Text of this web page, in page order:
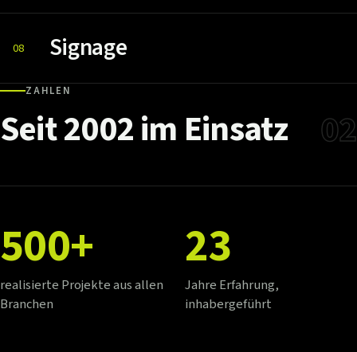
08 Signage
ZAHLEN
Seit2002im Einsatz 02
500+
realisierte Projekte aus allen
Branchen
23
Jahre Erfahrung,
inhabergeführt